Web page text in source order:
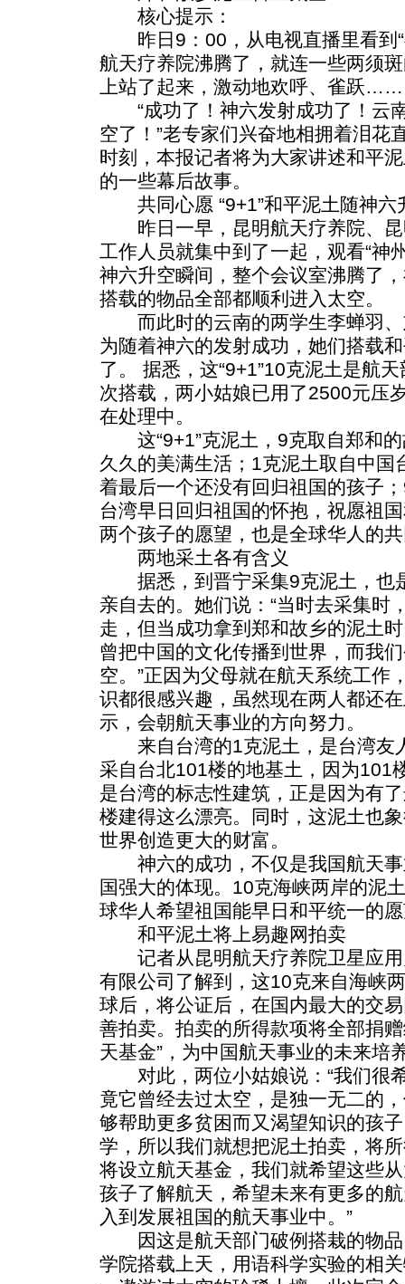
核心提示：
昨日9：00，从电视直播里看到“
航天疗养院沸腾了，就连一些两须
上站了起来，激动地欢呼、雀跃……
“成功了！神六发射成功了！云
空了！”老专家们兴奋地相拥着泪花
时刻，本报记者将为大家讲述和平
的一些幕后故事。
共同心愿 “9+1”和平泥土随神六
昨日一早，昆明航天疗养院、昆
工作人员就集中到了一起，观看“神
神六升空瞬间，整个会议室沸腾了
搭载的物品全部都顺利进入太空。
而此时的云南的两学生李蝉羽、
为随着神六的发射成功，她们搭载
了。 据悉，这“9+1”10克泥土是航
次搭载，两小姑娘已用了2500元压
在处理中。
这“9+1”克泥土，9克取自郑和的
久久的美满生活；1克泥土取自中国
着最后一个还没有回归祖国的孩子
台湾早日回归祖国的怀抱，祝愿祖
两个孩子的愿望，也是全球华人的
两地采土各有含义
据悉，到晋宁采集9克泥土，也
亲自去的。她们说：“当时去采集时
走，但当成功拿到郑和故乡的泥土
曾把中国的文化传播到世界，而我
空。”正因为父母就在航天系统工作
识都很感兴趣，虽然现在两人都还
示，会朝航天事业的方向努力。
来自台湾的1克泥土，是台湾友
采自台北101楼的地基土，因为101
是台湾的标志性建筑，正是因为有
楼建得这么漂亮。同时，这泥土也
世界创造更大的财富。
神六的成功，不仅是我国航天事
国强大的体现。10克海峡两岸的泥
球华人希望祖国能早日和平统一的
和平泥土将上易趣网拍卖
记者从昆明航天疗养院卫星应用
有限公司了解到，这10克来自海峡
球后，将公证后，在国内最大的交
善拍卖。拍卖的所得款项将全部捐
天基金”，为中国航天事业的未来培
对此，两位小姑娘说：“我们很
竟它曾经去过太空，是独一无二的
够帮助更多贫困而又渴望知识的孩
学，所以我们就想把泥土拍卖，将
将设立航天基金，我们就希望这些
孩子了解航天，希望未来有更多的
入到发展祖国的航天事业中。”
因这是航天部门破例搭栽的物品
学院搭载上天，用语科学实验的相